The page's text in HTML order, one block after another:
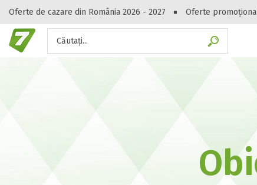
Oferte de cazare din România 2026 - 2027 Oferte
Căutați...
Gasești